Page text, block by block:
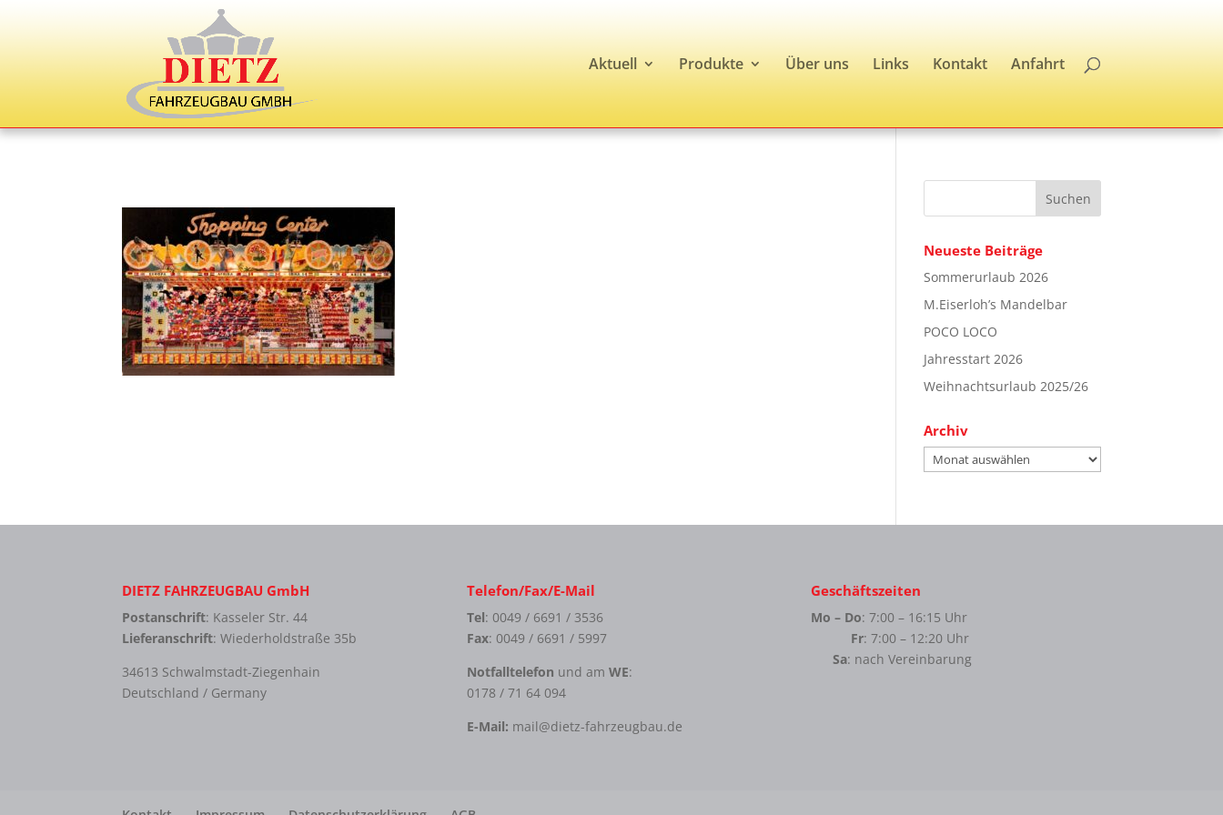
Aktuell Produkte Über uns Links Kontakt Anfahrt
Neueste Beiträge
Sommerurlaub 2026
M.Eiserloh’s Mandelbar
POCO LOCO
Jahresstart 2026
Weihnachtsurlaub 2025/26
Archiv
Archiv
DIETZ FAHRZEUGBAU GmbH
Postanschrift: Kasseler Str. 44
Lieferanschrift: Wiederholdstraße 35b
34613 Schwalmstadt-Ziegenhain
Deutschland / Germany
Telefon/Fax/E-Mail
Tel: 0049 / 6691 / 3536
Fax: 0049 / 6691 / 5997
Notfalltelefon und am WE:
0178 / 71 64 094
E-Mail: mail@dietz-fahrzeugbau.de
Geschäftszeiten
Mo – Do: 7:00 – 16:15 Uhr
Fr: 7:00 – 12:20 Uhr
Sa: nach Vereinbarung